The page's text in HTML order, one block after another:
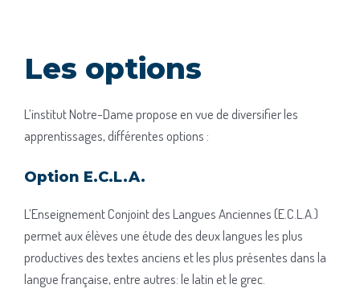
Les options
L’institut Notre-Dame propose en vue de diversifier les
apprentissages, différentes options :
Option E.C.L.A.
L’Enseignement Conjoint des Langues Anciennes (E.C.L.A.)
permet aux élèves une étude des deux langues les plus
productives des textes anciens et les plus présentes dans la
langue française, entre autres: le latin et le grec.